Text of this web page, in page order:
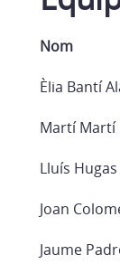
Nom
Èlia Bantí
Martí Martí
Lluís
Joan
Jaume